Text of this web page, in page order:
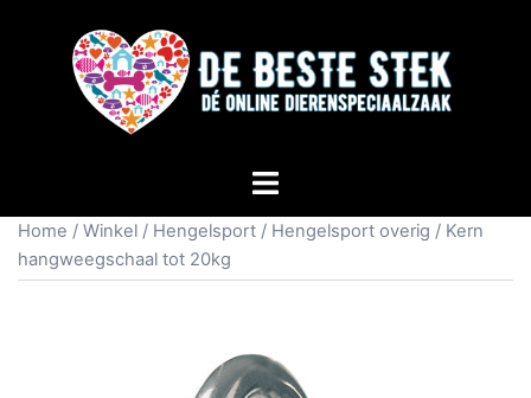
Home / Winkel / Hengelsport / Hengelsport overig / Kern
hangweegschaal tot 20kg